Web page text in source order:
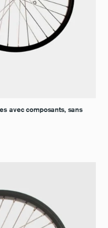
avec composants, sans